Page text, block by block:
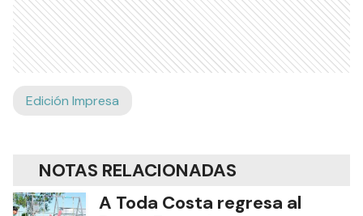
Edición Impresa
NOTAS RELACIONADAS
A Toda Costa regresa al